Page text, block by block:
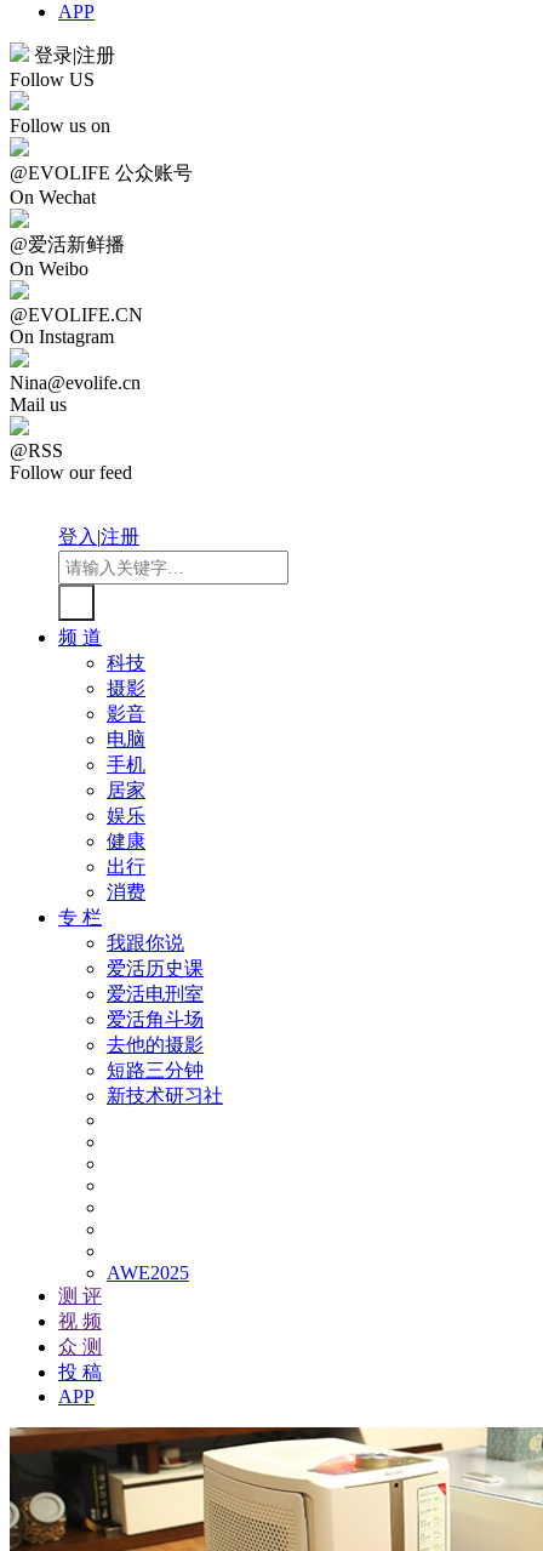
APP
登录|注册
Follow US
Follow us on
@EVOLIFE 公众账号
On Wechat
@爱活新鲜播
On Weibo
@EVOLIFE.CN
On Instagram
Nina@evolife.cn
Mail us
@RSS
Follow our feed
登入|注册
频 道
科技
摄影
影音
电脑
手机
居家
娱乐
健康
出行
消费
专 栏
我跟你说
爱活历史课
爱活电刑室
爱活角斗场
去他的摄影
短路三分钟
新技术研习社
AWE2025
测 评
视 频
众 测
投 稿
APP